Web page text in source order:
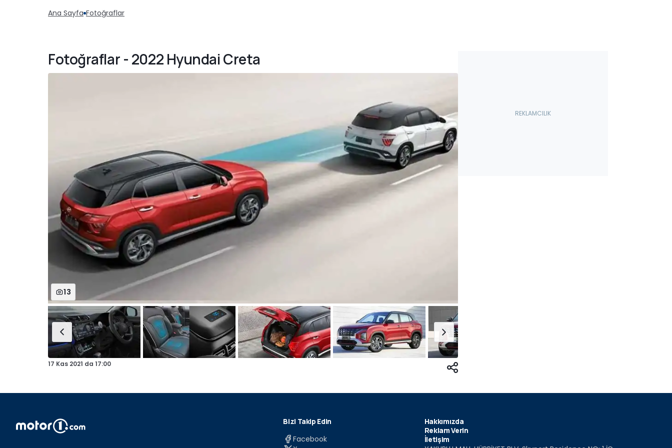
Ana Sayfa Fotoğraflar
Fotoğraflar - 2022 Hyundai Creta
13
17 Kas 2021 da 17:00
Bizi Takip Edin
Facebook
Hakkımızda
Reklam Verin
İletişim